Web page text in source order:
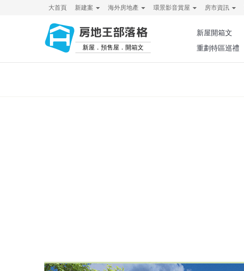
大首頁 新建案 海外房地產 環景影音賞屋 房市資訊
房地王部落格
新屋．預售屋．開箱文
新屋開箱文
重劃特區巡禮